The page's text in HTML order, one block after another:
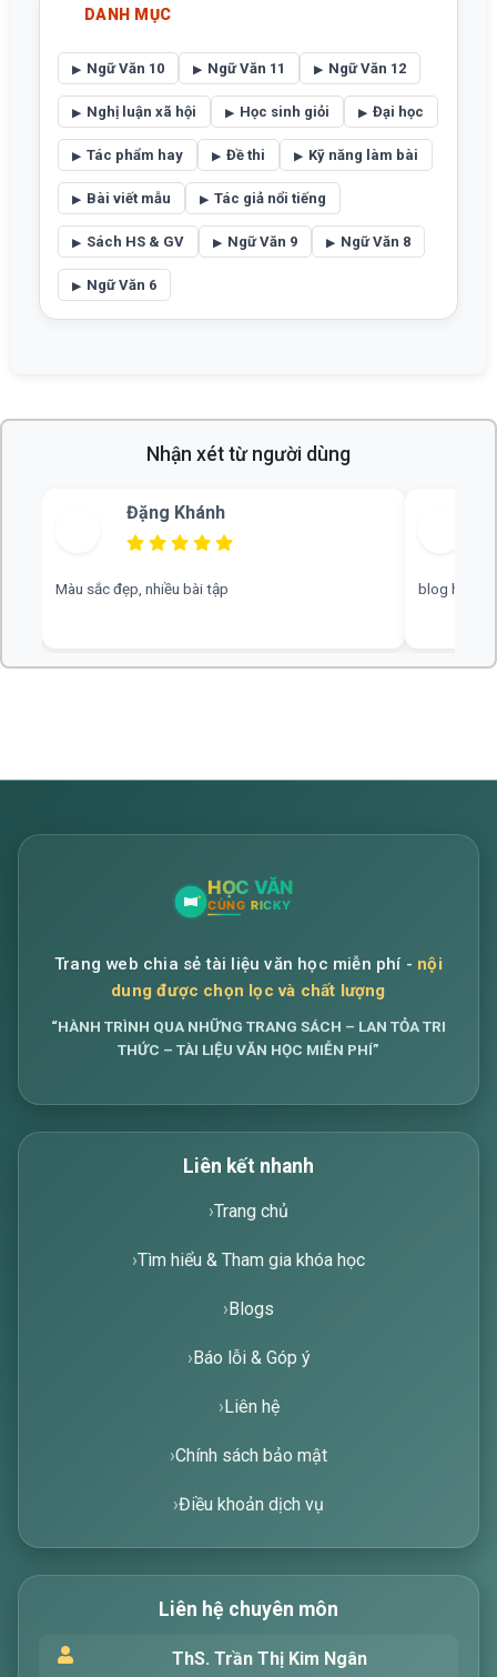
DANH MỤC
Ngữ Văn 10 Ngữ Văn 11 Ngữ Văn 12
Nghị luận xã hội Học sinh giỏi Đại học
Tác phẩm hay Đề thi Kỹ năng làm bài
Bài viết mẫu Tác giả nổi tiếng
Sách HS & GV Ngữ Văn 9 Ngữ Văn 8
Ngữ Văn 6
Nhận xét từ người dùng
nhiều bài tập blog hay, chuyên nghiệp, rất
tìm kiếm các bài viết về văn học. Hãy nhập từ
Trang web chia sẻ tài liệu văn học miễn phí - nội
dung được chọn lọc và chất lượng
“HÀNH TRÌNH QUA NHỮNG TRANG SÁCH – LAN TỎA TRI
THỨC – TÀI LIỆU VĂN HỌC MIỄN PHÍ”
Liên kết nhanh
Trang chủ
Tìm hiểu & Tham gia khóa học
Blogs
Báo lỗi & Góp ý
Liên hệ
Chính sách bảo mật
Điều khoản dịch vụ
Liên hệ chuyên môn
ThS. Trần Thị Kim Ngân